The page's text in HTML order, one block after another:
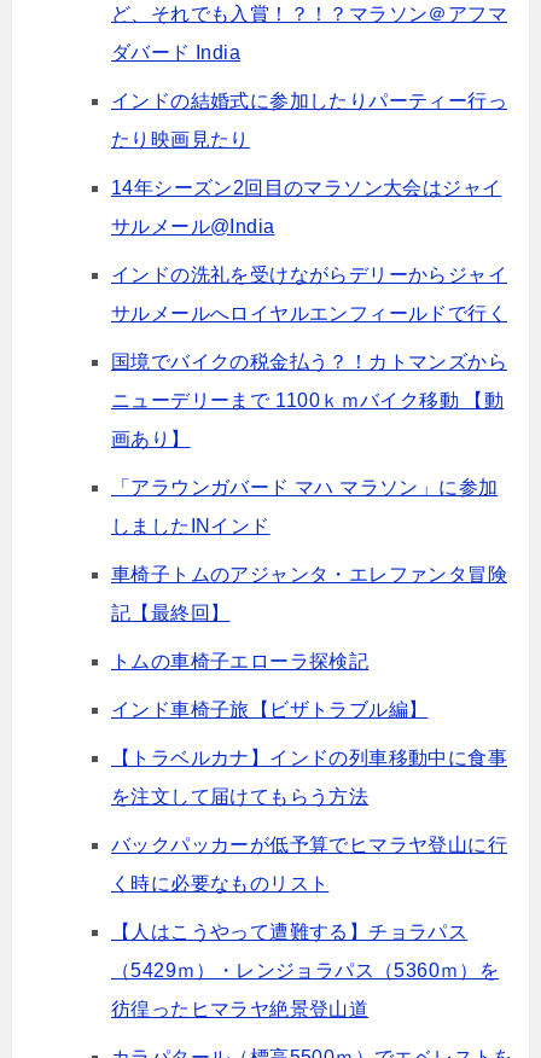
ど、それでも入賞！？！？マラソン＠アフマ
ダバード India
インドの結婚式に参加したりパーティー行っ
たり映画見たり
14年シーズン2回目のマラソン大会はジャイ
サルメール@India
インドの洗礼を受けながらデリーからジャイ
サルメールへロイヤルエンフィールドで行く
国境でバイクの税金払う？！カトマンズから
ニューデリーまで 1100ｋｍバイク移動 【動
画あり】
「アラウンガバード マハ マラソン」に参加
しましたINインド
車椅子トムのアジャンタ・エレファンタ冒険
記【最終回】
トムの車椅子エローラ探検記
インド車椅子旅【ビザトラブル編】
【トラベルカナ】インドの列車移動中に食事
を注文して届けてもらう方法
バックパッカーが低予算でヒマラヤ登山に行
く時に必要なものリスト
【人はこうやって遭難する】チョラパス
（5429ｍ）・レンジョラパス（5360ｍ）を
彷徨ったヒマラヤ絶景登山道